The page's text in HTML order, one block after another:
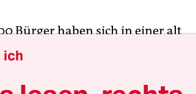
Bürger haben sich in einer alt
noch als Denkmal einer
Leben gehalten wird. Vorne,
Sein Thema: die digitale
ich